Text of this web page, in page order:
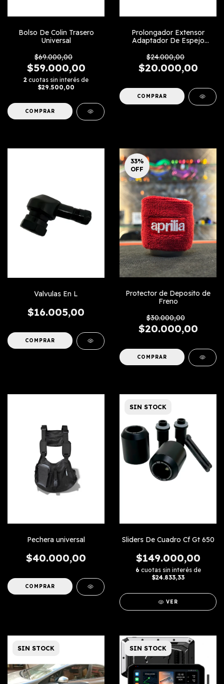
Bolso De Colin Trasero
Universal
$69.000,00
$59.000,00
2 cuotas sin interés de
$29.500,00
Prolongador Extensor
Adaptador De Espejo
$24.000,00
$20.000,00
Valvulas En L
$16.005,00
COMPRAR
33%
OFF
Protector de Deposito de
Freno
$30.000,00
$20.000,00
COMPRAR
Pechera universal
$40.000,00
SIN STOCK
Sliders De Cuadro Cf Gt 650
$149.000,00
6 cuotas sin interés de
$24.833,33
VER
SIN STOCK SIN STOCK